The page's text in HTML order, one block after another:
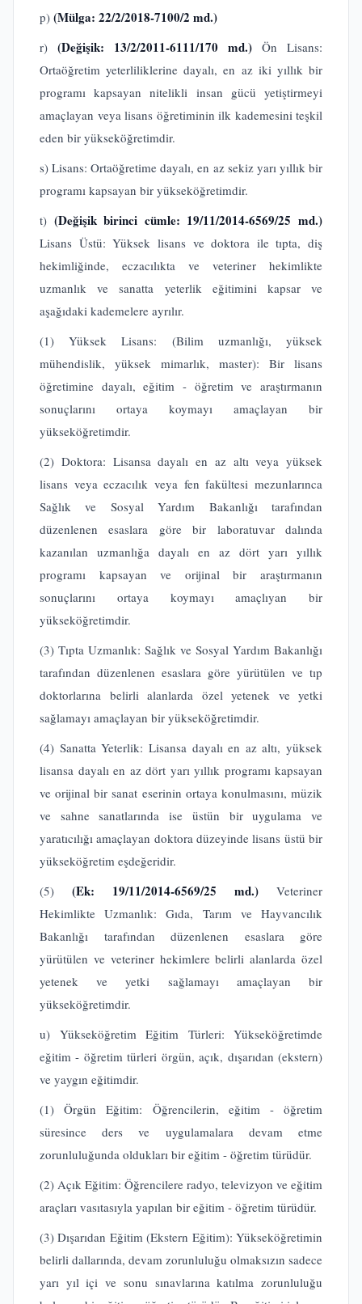
p) (Mülga: 22/2/2018-7100/2 md.)
r) (Değişik: 13/2/2011-6111/170 md.) Ön Lisans:
Ortaöğretim yeterliliklerine dayalı, en az iki yıllık bir
programı kapsayan nitelikli insan gücü yetiştirmeyi
amaçlayan veya lisans öğretiminin ilk kademesini teşkil
eden bir yükseköğretimdir.
s) Lisans: Ortaöğretime dayalı, en az sekiz yarı yıllık bir
programı kapsayan bir yükseköğretimdir.
t) (Değişik birinci cümle: 19/11/2014-6569/25 md.)
Lisans Üstü: Yüksek lisans ve doktora ile tıpta, diş
hekimliğinde, eczacılıkta ve veteriner hekimlikte
uzmanlık ve sanatta yeterlik eğitimini kapsar ve
aşağıdaki kademelere ayrılır.
(1) Yüksek Lisans: (Bilim uzmanlığı, yüksek
mühendislik, yüksek mimarlık, master): Bir lisans
öğretimine dayalı, eğitim - öğretim ve araştırmanın
sonuçlarını ortaya koymayı amaçlayan bir
yükseköğretimdir.
(2) Doktora: Lisansa dayalı en az altı veya yüksek
lisans veya eczacılık veya fen fakültesi mezunlarınca
Sağlık ve Sosyal Yardım Bakanlığı tarafından
düzenlenen esaslara göre bir laboratuvar dalında
kazanılan uzmanlığa dayalı en az dört yarı yıllık
programı kapsayan ve orijinal bir araştırmanın
sonuçlarını ortaya koymayı amaçlıyan bir
yükseköğretimdir.
(3) Tıpta Uzmanlık: Sağlık ve Sosyal Yardım Bakanlığı
tarafından düzenlenen esaslara göre yürütülen ve tıp
doktorlarına belirli alanlarda özel yetenek ve yetki
sağlamayı amaçlayan bir yükseköğretimdir.
(4) Sanatta Yeterlik: Lisansa dayalı en az altı, yüksek
lisansa dayalı en az dört yarı yıllık programı kapsayan
ve orijinal bir sanat eserinin ortaya konulmasını, müzik
ve sahne sanatlarında ise üstün bir uygulama ve
yaratıcılığı amaçlayan doktora düzeyinde lisans üstü bir
yükseköğretim eşdeğeridir.
(5) (Ek: 19/11/2014-6569/25 md.) Veteriner
Hekimlikte Uzmanlık: Gıda, Tarım ve Hayvancılık
Bakanlığı tarafından düzenlenen esaslara göre
yürütülen ve veteriner hekimlere belirli alanlarda özel
yetenek ve yetki sağlamayı amaçlayan bir
yükseköğretimdir.
u) Yükseköğretim Eğitim Türleri: Yükseköğretimde
eğitim - öğretim türleri örgün, açık, dışarıdan (ekstern)
ve yaygın eğitimdir.
(1) Örgün Eğitim: Öğrencilerin, eğitim - öğretim
süresince ders ve uygulamalara devam etme
zorunluluğunda oldukları bir eğitim - öğretim türüdür.
(2) Açık Eğitim: Öğrencilere radyo, televizyon ve eğitim
araçları vasıtasıyla yapılan bir eğitim - öğretim türüdür.
(3) Dışarıdan Eğitim (Ekstern Eğitim): Yükseköğretimin
belirli dallarında, devam zorunluluğu olmaksızın sadece
yarı yıl içi ve sonu sınavlarına katılma zorunluluğu